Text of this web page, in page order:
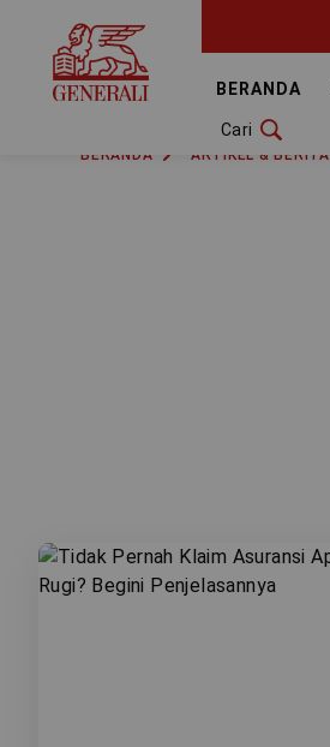
BERANDA
Cari
BERANDA ARTIKEL & BERITA
GANTI BAHASA
DOWNLOAD GEN ICLICK
LAYANAN NASABAH